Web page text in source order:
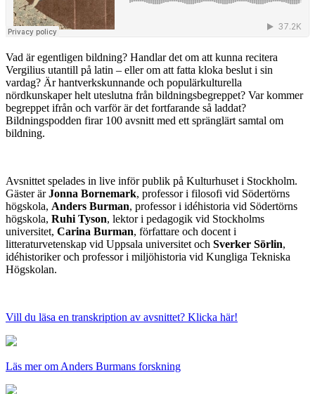
Vad är egentligen bildning? Handlar det om att kunna recitera
Vergilius utantill på latin – eller om att fatta kloka beslut i sin
vardag? Är hantverkskunnande och populärkulturella
nördkunskaper helt uteslutna från bildningsbegreppet? Var kommer
begreppet ifrån och varför är det fortfarande så laddat?
Bildningspodden firar 100 avsnitt med ett spränglärt samtal om
bildning.
Avsnittet spelades in live inför publik på Kulturhuset i Stockholm.
Gäster ärJonna Bornemark, professor i filosofi vid Södertörns
högskola, Anders Burman, professor i idéhistoria vid Södertörns
högskola, Ruhi Tyson, lektor i pedagogik vid Stockholms
universitet, Carina Burman, författare och docent i
litteraturvetenskap vid Uppsala universitet och Sverker Sörlin,
idéhistoriker och professor i miljöhistoria vid Kungliga Tekniska
Högskolan.
Vill du läsa en transkription av avsnittet? Klicka här!
Läs mer om Anders Burmans forskning